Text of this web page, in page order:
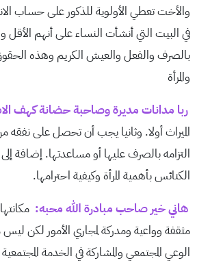
والأخت تعطي الأولوية للذكور على حساب
في البيت التي أنشأت النساء على أنهم الأقل
بالصرف والفعل والعيش الكريم وهذه
والمرأة
ربا مدانات مديرة وصاحبة حضانة كهف
الميراث أولا. وثانيا يجب أن تحصل على نفقه
التزامه بالصرف عليها أو مساعدتها. إضافة
الكنائس بأهمية المرأة وكيفية احترامها.
هاني خير صاحب مبادرة الله محبه:
مثقفة وواعية ومدركة لمجاري الأمور لكن
الوعي المجتمعي والمشاركة في الخدمة